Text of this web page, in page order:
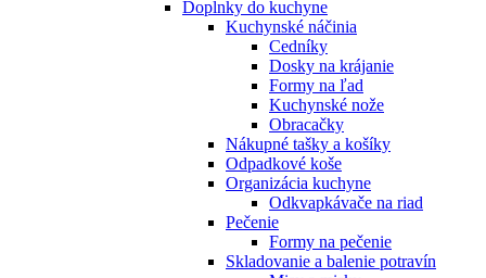
Doplnky do kuchyne
Kuchynské náčinia
Cedníky
Dosky na krájanie
Formy na ľad
Kuchynské nože
Obracačky
Nákupné tašky a košíky
Odpadkové koše
Organizácia kuchyne
Odkvapkávače na riad
Pečenie
Formy na pečenie
Skladovanie a balenie potravín